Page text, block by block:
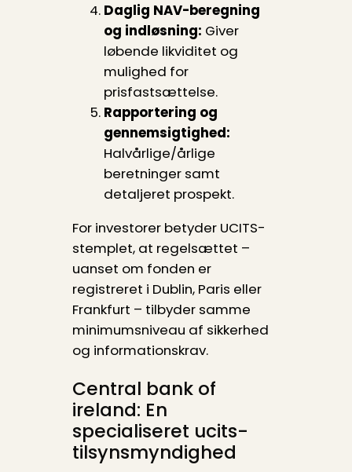
Daglig NAV-beregning
og indløsning: Giver
løbende likviditet og
mulighed for
prisfastsættelse.
Rapportering og
gennemsigtighed:
Halvårlige/årlige
beretninger samt
detaljeret prospekt.
For investorer betyder UCITS-
stemplet, at regelsættet –
uanset om fonden er
registreret i Dublin, Paris eller
Frankfurt – tilbyder samme
minimumsniveau af sikkerhed
og informationskrav.
Central bank of
ireland: En
specialiseret ucits-
tilsynsmyndighed